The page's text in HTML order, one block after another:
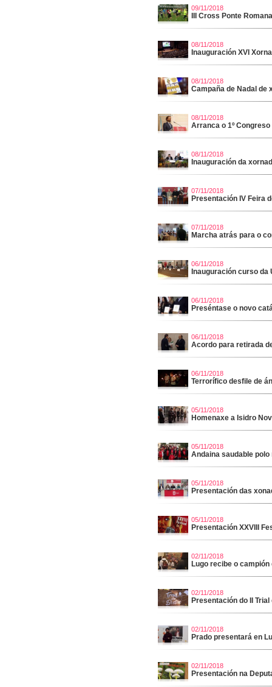
09/11/2018
III Cross Ponte Romana
08/11/2018
Inauguración XVI
08/11/2018
Campaña de Nadal de
08/11/2018
Arranca o 1º
08/11/2018
Inauguración da
07/11/2018
Presentación IV Feira
07/11/2018
Marcha atrás para o
06/11/2018
Inauguración curso da
06/11/2018
Preséntase o novo
06/11/2018
Acordo para retirada
06/11/2018
Terrorífico desfile de
05/11/2018
Homenaxe a Isidro
05/11/2018
Andaina saudable polo
05/11/2018
Presentación das
05/11/2018
Presentación XXVIII
02/11/2018
Lugo recibe o
02/11/2018
Presentación do II
02/11/2018
Prado presentará en
02/11/2018
Presentación na